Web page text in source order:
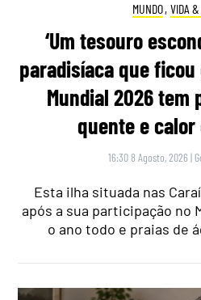
MUNDO, VIDA
‘Um tesouro
paradisíaca que
Mundial 2026 tem
quente e calor
16:30 8 Agosto, 2026 |
Esta ilha situada nas
após a sua participação no
o ano todo e praias de